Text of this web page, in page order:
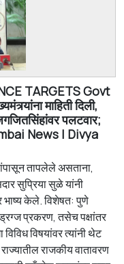
TARGETS Govt
माहिती दिली,
पलटवार;
News | Divya
तापलेले असताना,
सुप्रिया सुळे यांनी
भाष्य केले. विशेषत: पुणे
प्रकरण, तसेच पक्षांतर
विषयांवर त्यांनी थेट
राजकीय वातावरण